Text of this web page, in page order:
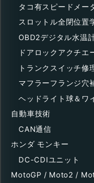
タコ有スピードメー
スロットル全閉位置
OBD2デジタル水温
ドアロックアクチエ
トランクスイッチ修
マフラーフランジ穴
ヘッドライト球＆ワ
自動車技術
CAN通信
ホンダ モンキー
DC-CDIユニット
MotoGP / Moto2 /